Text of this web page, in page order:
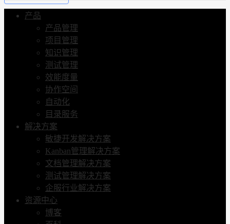
产品
产品管理
项目管理
知识管理
测试管理
效能度量
协作空间
自动化
目录服务
解决方案
敏捷开发解决方案
Kanban管理解决方案
文档管理解决方案
测试管理解决方案
企服行业解决方案
资源中心
博客